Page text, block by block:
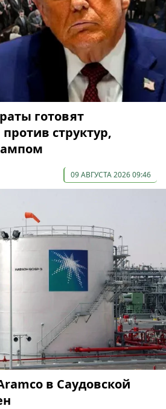
готовят
структур,
09 АВГУСТА 2026 09:46
в Саудовской